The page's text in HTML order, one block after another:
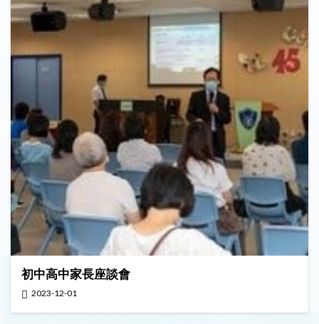
初中高中家長座談會
2023-12-01